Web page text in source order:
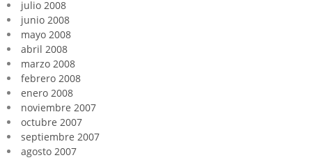
julio 2008
junio 2008
mayo 2008
abril 2008
marzo 2008
febrero 2008
enero 2008
noviembre 2007
octubre 2007
septiembre 2007
agosto 2007